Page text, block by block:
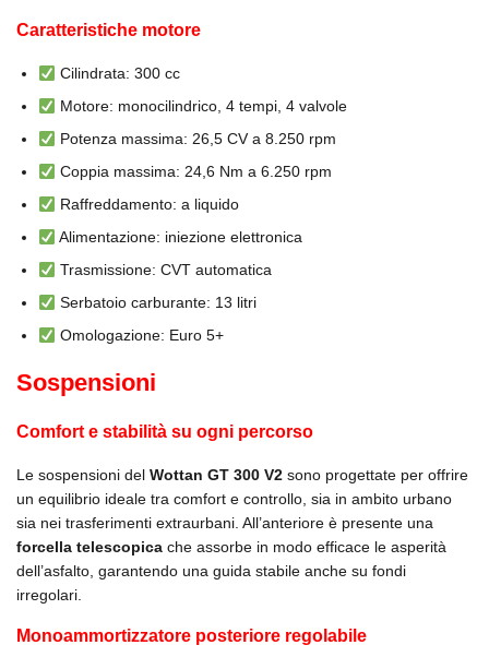
Caratteristiche motore
Cilindrata: 300 cc
Motore: monocilindrico, 4 tempi, 4 valvole
Potenza massima: 26,5 CV a 8.250 rpm
Coppia massima: 24,6 Nm a 6.250 rpm
Raffreddamento: a liquido
Alimentazione: iniezione elettronica
Trasmissione: CVT automatica
Serbatoio carburante: 13 litri
Omologazione: Euro 5+
Sospensioni
Comfort e stabilità su ogni percorso
Le sospensioni del Wottan GT 300 V2 sono progettate per offrire
un equilibrio ideale tra comfort e controllo, sia in ambito urbano
sia nei trasferimenti extraurbani. All’anteriore è presente una
forcella telescopica che assorbe in modo efficace le asperità
dell’asfalto, garantendo una guida stabile anche su fondi
irregolari.
Monoammortizzatore posteriore regolabile